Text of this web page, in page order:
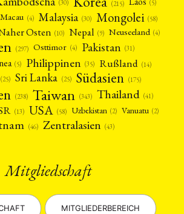
(30) (215) (5)
Macau (4) Malaysia (30) Mongolei (58)
Osten (10) Nepal (9) Neuseeland (4)
(297) Osttimor (4) Pakistan (31)
(5) Philippinen (35) Rußland (14)
(25) Sri Lanka (25) Südasien (175)
(238) Taiwan (343) Thailand (41)
(13) USA (58) Uzbekistan (2) Vanuatu (2)
(46) Zentralasien (43)
Mitgliedschaft
MITGLIEDERBEREICH